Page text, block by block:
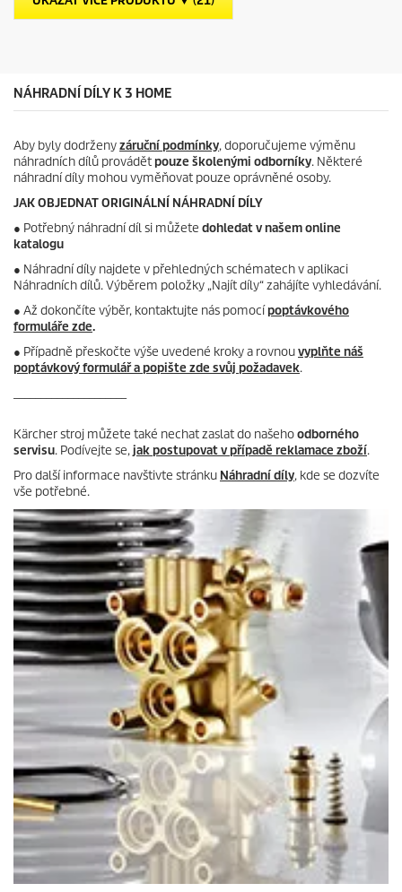
re
NÁHRADNÍ DÍLY K 3 HOME
Aby byly dodrženyzáruční podmínky, doporučujeme výměnu
náhradních dílů provádětpouze školenými odborníky. Některé
náhradní díly mohou vyměňovat pouze oprávněné osoby.
JAK OBJEDNAT ORIGINÁLNÍ NÁHRADNÍ DÍLY
● Potřebný náhradní díl si můžete dohledat v našem online
katalogu
● Náhradní díly najdete v přehledných schématech v aplikaci
Náhradních dílů. Výběrem položky „Najít díly“ zahájíte vyhledávání.
● Až dokončíte výběr, kontaktujte nás pomocípoptávkového
formuláře zde.
● Případně přeskočte výše uvedené kroky a rovnouvyplňte náš
poptávkový formulář a popište zde svůj požadavek.
Kärcher stroj můžete také nechat zaslat do našehoodborného
servisu. Podívejte se,jak postupovat v případě reklamace zboží.
Pro další informace navštivte stránku Náhradní díly, kde se dozvíte
vše potřebné.